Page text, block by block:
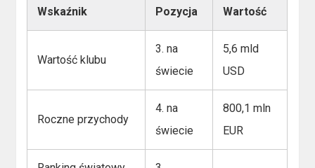
Wskaźnik Pozycja Wartość
Wartość klubu
3. na
świecie
5,6 mld
USD
Roczne przychody
4. na
świecie
800,1 mln
EUR